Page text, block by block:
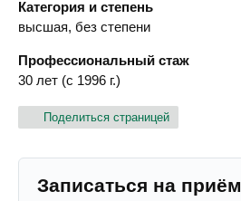
Категория и степень
высшая, без степени
Профессиональный стаж
30 лет (с 1996 г.)
Поделиться страницей
Записаться на приём